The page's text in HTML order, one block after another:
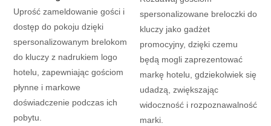
Uprość zameldowanie gości i
dostęp do pokoju dzięki
spersonalizowanym brelokom
do kluczy z nadrukiem logo
hotelu, zapewniając gościom
płynne i markowe
doświadczenie podczas ich
pobytu.
spersonalizowane breloczki do
kluczy jako gadżet
promocyjny, dzięki czemu
będą mogli zaprezentować
markę hotelu, gdziekolwiek się
udadzą, zwiększając
widoczność i rozpoznawalność
marki.